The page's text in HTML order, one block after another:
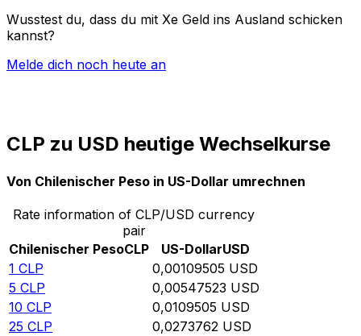
Wusstest du, dass du mit Xe Geld ins Ausland schicken
kannst?
Melde dich noch heute an
CLP zu USD heutige Wechselkurse
Von Chilenischer Peso in US-Dollar umrechnen
Rate information of CLP/USD currency
pair
Chilenischer PesoCLP US-DollarUSD
1 CLP 0,00109505 USD
5 CLP 0,00547523 USD
10 CLP 0,0109505 USD
25 CLP 0,0273762 USD